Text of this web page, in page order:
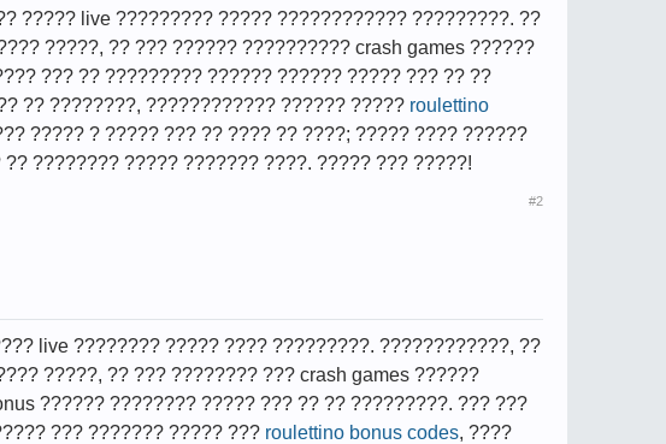
????? live ????????? ????? ???????????? ?????????. ??
?????, ?? ??? ?????? ?????????? crash games ??????
??? ?? ????????? ?????? ?????? ????? ??? ?? ??
?? ????????, ???????????? ?????? ????? roulettino
????? ? ????? ??? ?? ???? ?? ????; ????? ???? ??????
???????? ????? ??????? ????. ????? ??? ?????!
#2
live ???????? ????? ???? ?????????. ????????????, ??
?????, ?? ??? ???????? ??? crash games ??????
?????? ???????? ????? ??? ?? ?? ?????????. ??? ???
??? ??????? ????? ??? roulettino bonus codes, ????